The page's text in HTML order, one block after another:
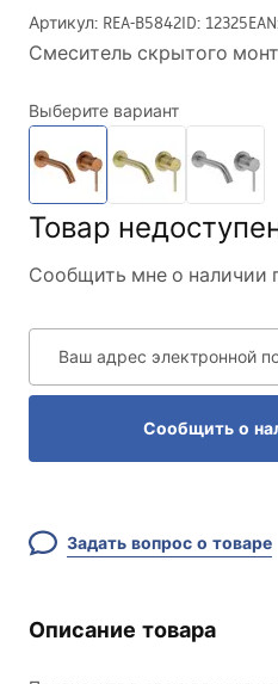
Артикул: REA-B5842ID: 12325EAN
Смеситель скрытого
Выберите вариант
Товар
Сообщить мне о наличии
Ваш адрес электронной
Сообщить о
Задать вопрос о товаре
Описание товара